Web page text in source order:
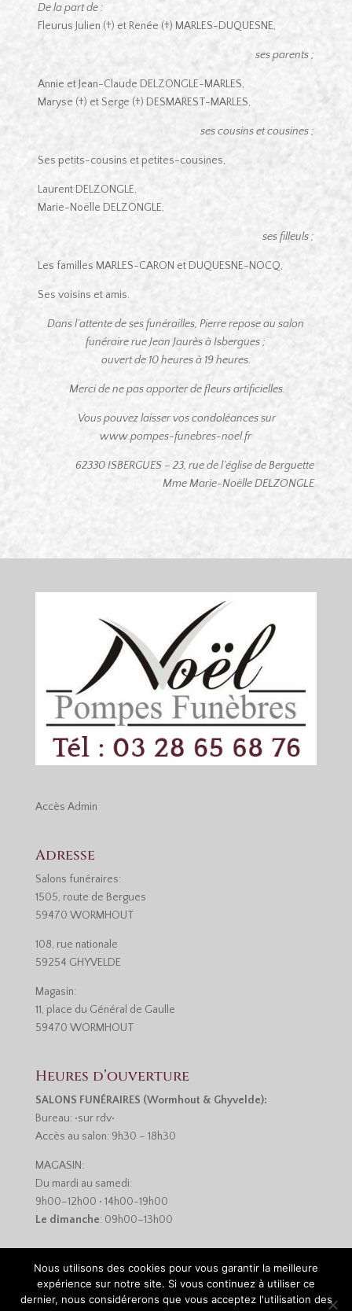
De la part de :
Fleurus Julien (†) et Renée (†) MARLES-DUQUESNE,
ses parents ;
Annie et Jean-Claude DELZONGLE-MARLES,
Maryse (†) et Serge (†) DESMAREST-MARLES,
ses cousins et cousines ;
Ses petits-cousins et petites-cousines,
Laurent DELZONGLE,
Marie-Noëlle DELZONGLE,
ses filleuls ;
Les familles MARLES-CARON et DUQUESNE-NOCQ,
Ses voisins et amis.
Dans l’attente de ses funérailles, Pierre repose au salon
funéraire rue Jean Jaurès à Isbergues ;
ouvert de 10 heures à 19 heures.
Merci de ne pas apporter de fleurs artificielles.
Vous pouvez laisser vos condoléances sur
www.pompes-funebres-noel.fr
62330 ISBERGUES – 23, rue de l’église de Berguette
Mme Marie-Noëlle DELZONGLE
Accès Admin
Adresse
Salons funéraires:
1505, route de Bergues
59470 WORMHOUT
108, rue nationale
59254 GHYVELDE
Magasin:
11, place du Général de Gaulle
59470 WORMHOUT
Heures d’ouverture
SALONS FUNÉRAIRES (Wormhout & Ghyvelde):
Bureau: •sur rdv•
Accès au salon: 9h30 – 18h30
MAGASIN:
Du mardi au samedi:
9h00–12h00 • 14h00-19h00
Le dimanche: 09h00–13h00
Nous utilisons des cookies pour vous garantir la meilleure
expérience sur notre site. Si vous continuez à utiliser ce
dernier, nous considérerons que vous acceptez l'utilisation des